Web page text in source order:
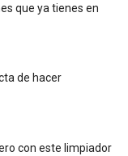
que ya tienes en
de hacer
con este limpiador